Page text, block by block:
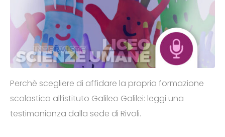
Perchè scegliere di affidare la propria formazione
scolastica all’istituto Galileo Galilei: leggi una
testimonianza dalla sede di Rivoli.